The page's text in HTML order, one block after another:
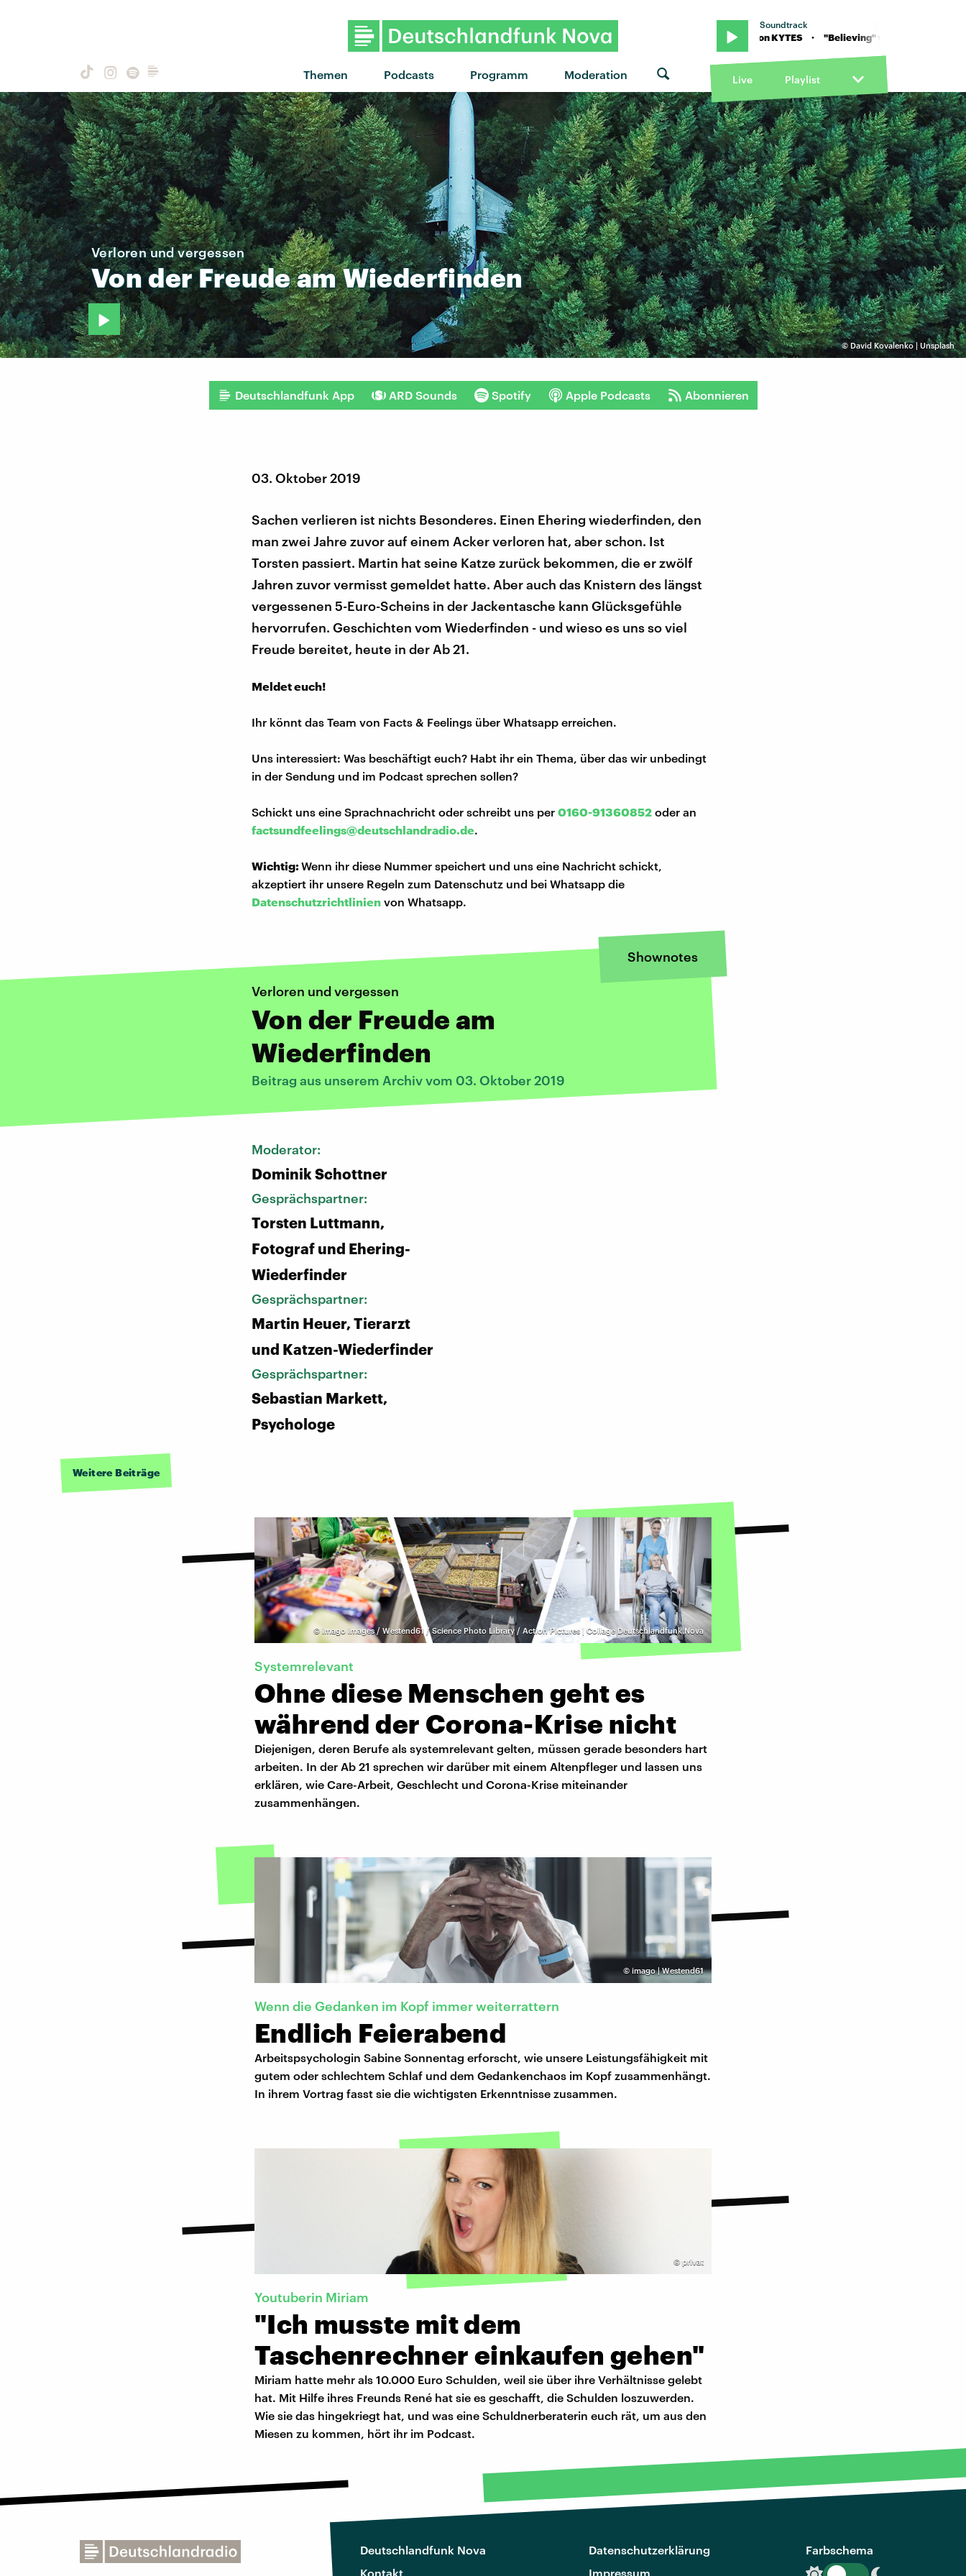
Themen Podcasts Programm Moderation
Soundtrack
"Believing" von KYTES · "Believing" von KYTES · "Believing" von KYTES
Live Playlist
© David Kovalenko | Unsplash
Verloren und vergessen
VonderFreudeamWiederfinden
Deutschlandfunk App ARD Sounds Spotify Apple Podcasts Abonnieren
03. Oktober 2019
Sachen verlieren ist nichts Besonderes. Einen Ehering wiederfinden, den
man zwei Jahre zuvor auf einem Acker verloren hat, aber schon. Ist
Torsten passiert. Martin hat seine Katze zurück bekommen, die er zwölf
Jahren zuvor vermisst gemeldet hatte. Aber auch das Knistern des längst
vergessenen 5-Euro-Scheins in der Jackentasche kann Glücksgefühle
hervorrufen. Geschichten vom Wiederfinden - und wieso es uns so viel
Freude bereitet, heute in der Ab 21.
Meldet euch!
Ihr könnt das Team von Facts & Feelings über Whatsapp erreichen.
Uns interessiert: Was beschäftigt euch? Habt ihr ein Thema, über das wir unbedingt
in der Sendung und im Podcast sprechen sollen?
Schickt uns eine Sprachnachricht oder schreibt uns per 0160-91360852 oder an
factsundfeelings@deutschlandradio.de.
Wichtig:Wenn ihr diese Nummer speichert und uns eine Nachricht schickt,
akzeptiert ihr unsere Regeln zum Datenschutz und bei Whatsapp die
Datenschutzrichtlinien von Whatsapp.
Shownotes
Verloren und vergessen
Von der Freude am
Wiederfinden
Beitrag aus unserem Archiv vom 03. Oktober 2019
Moderator:
Dominik Schottner
Gesprächspartner:
Torsten Luttmann,
Fotograf und Ehering-
Wiederfinder
Gesprächspartner:
Martin Heuer, Tierarzt
und Katzen-Wiederfinder
Gesprächspartner:
Sebastian Markett,
Psychologe
Weitere Beiträge
©imago images / Westend61 / Science Photo Library / Action Pictures | Collage Deutschlandfunk Nova
Systemrelevant
Ohne diese Menschen geht es
während der Corona-Krise nicht
Diejenigen, deren Berufe als systemrelevant gelten, müssen gerade besonders hart
arbeiten. In der Ab 21 sprechen wir darüber mit einem Altenpfleger und lassen uns
erklären, wie Care-Arbeit, Geschlecht und Corona-Krise miteinander
zusammenhängen.
© imago | Westend61
Wenn die Gedanken im Kopf immer weiterrattern
Endlich Feierabend
Arbeitspsychologin Sabine Sonnentag erforscht, wie unsere Leistungsfähigkeit mit
gutem oder schlechtem Schlaf und dem Gedankenchaos im Kopf zusammenhängt.
In ihrem Vortrag fasst sie die wichtigsten Erkenntnisse zusammen.
© privat
Youtuberin Miriam
"Ich musste mit dem
Taschenrechner einkaufen gehen"
Miriam hatte mehr als 10.000 Euro Schulden, weil sie über ihre Verhältnisse gelebt
hat. Mit Hilfe ihres Freunds René hat sie es geschafft, die Schulden loszuwerden.
Wie sie das hingekriegt hat, und was eine Schuldnerberaterin euch rät, um aus den
Miesen zu kommen, hört ihr im Podcast.
Deutschlandfunk Nova
Kontakt
Datenschutzerklärung
Impressum
Farbschema